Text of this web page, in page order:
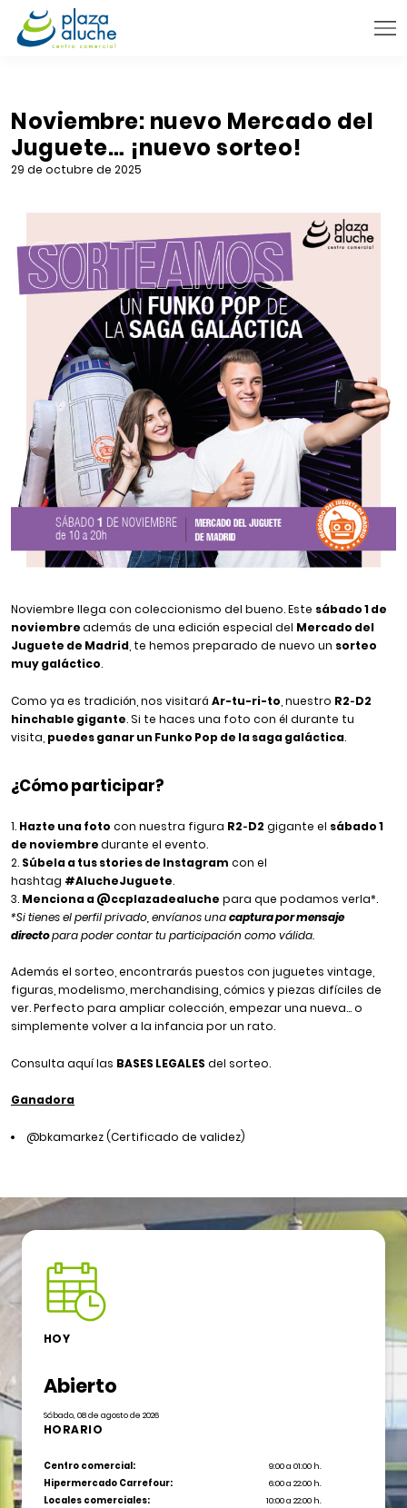
TIENDAS
VENTA TELEFÓNICA
NOVEDADES
BLOG
CONTACTO
Noviembre: nuevo Mercado del
Juguete… ¡nuevo sorteo!
29 de octubre de 2025
Noviembre llega con coleccionismo del bueno. Este sábado 1 de
noviembreademás de una edición especial del Mercado del
Juguete de Madrid, te hemos preparado de nuevo un sorteo
muy galáctico.
Como ya es tradición, nos visitará Ar-tu-ri-to , nuestro R2‑D2
hinchable gigante. Si te haces una foto con él durante tu
visita, puedes ganar un Funko Pop de la saga galáctica.
¿Cómo participar?
Hazte una foto con nuestra figura R2‑D2 gigante el sábado 1
de noviembredurante el evento.
Súbela a tus stories de Instagram con el
hashtag #AlucheJuguete.
Menciona a @ccplazadealuche para que podamos verla*.
*Si tienes el perfil privado, envíanos unacaptura por mensaje
directopara poder contar tu participación como válida.
Además el sorteo, encontrarás puestos con juguetes vintage,
figuras, modelismo, merchandising, cómics y piezas difíciles de
ver. Perfecto para ampliar colección, empezar una nueva… o
simplemente volver a la infancia por un rato.
Consulta aquí las BASES LEGALES del sorteo.
Ganadora
@bkamarkez (Certificado de validez)
HOY
Abierto
Sábado, 08 de agosto de 2026
HORARIO
Centro comercial:
9:00 a 01:00 h.
Hipermercado Carrefour:
6:00 a 22:00 h.
Locales comerciales:
10:00 a 22:00 h.